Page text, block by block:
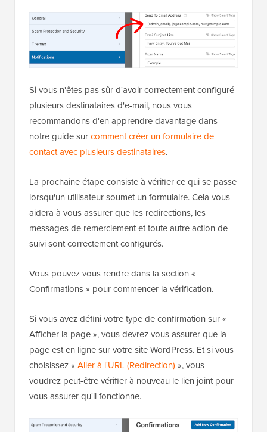
Si vous n'êtes pas sûr d'avoir correctement configuré
plusieurs destinataires d'e-mail, nous vous
recommandons d'en apprendre davantage dans
notre guide surcomment créer un formulaire de
contact avec plusieurs destinataires.
La prochaine étape consiste à vérifier ce qui se passe
lorsqu'un utilisateur soumet un formulaire. Cela vous
aidera à vous assurer que les redirections, les
messages de remerciement et toute autre action de
suivi sont correctement configurés.
Vous pouvez vous rendre dans la section «
Confirmations » pour commencer la vérification.
Si vous avez défini votre type de confirmation sur «
Afficher la page », vous devrez vous assurer que la
page est en ligne sur votre site WordPress. Et si vous
choisissez « Aller à l'URL (Redirection) », vous
voudrez peut-être vérifier à nouveau le lien joint pour
vous assurer qu'il fonctionne.